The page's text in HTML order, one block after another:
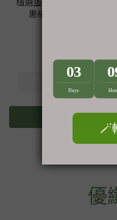
惠組｜PlantsB彼蛋白
優